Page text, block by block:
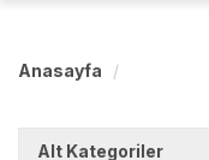
Anasayfa
Alt Kategoriler